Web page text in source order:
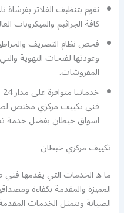
نقوم بتنظيف الفلاتر
كافة الجراثيم والميكروبات
فحص نظام التصريف
وعودتها لفتحات التهوية
المفروشات.
فني تكييف مركزي مختص
اسواق خيطان بفضل خدمة
تكييف مركزي خيطان
ما ه الخدمات التي يقدمها
المميزة والمقدمة بكفاءة
الصيانة وتتمثل الخدمات